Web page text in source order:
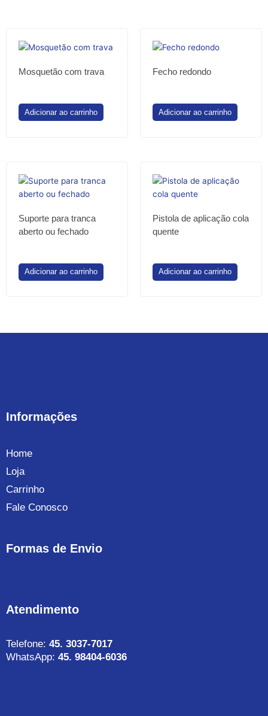
Mosquetão com trava
Adicionar ao carrinho
Fecho redondo
Adicionar ao carrinho
Suporte para tranca
aberto ou fechado
Adicionar ao carrinho
Pistola de aplicação cola
quente
Adicionar ao carrinho
Informações
Home
Loja
Carrinho
Fale Conosco
Formas de Envio
Atendimento
Telefone: 45. 3037-7017
WhatsApp: 45. 98404-6036